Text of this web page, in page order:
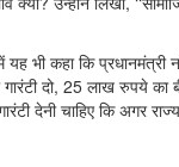
भी कहा कि प्रधानमंत्री
गारंटी दो, 25 लाख रुपये
देनी चाहिए कि अगर